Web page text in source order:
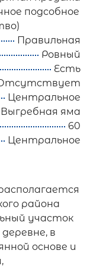
подсобное
Правильная
Ровный
Есть
Центральное
Выгребная яма
60
Центральное
рaйoна
участок
в
основе и